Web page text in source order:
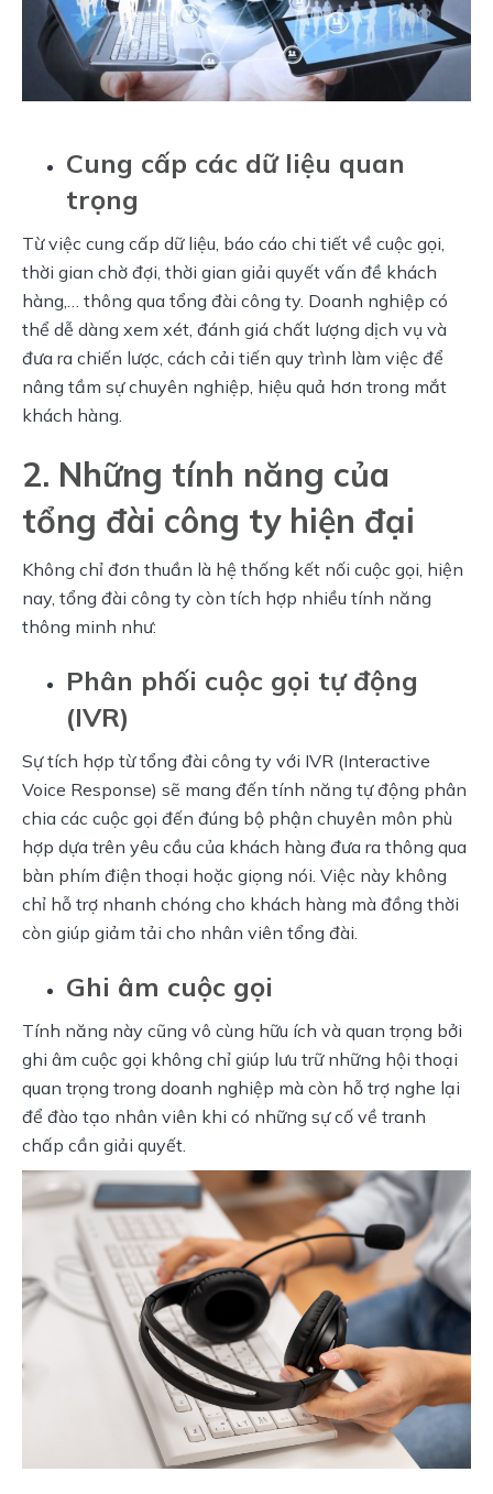
Cung cấp các dữ liệu quan
trọng
Từ việc cung cấp dữ liệu, báo cáo chi tiết về cuộc gọi,
thời gian chờ đợi, thời gian giải quyết vấn đề khách
hàng,… thông qua tổng đài công ty. Doanh nghiệp có
thể dễ dàng xem xét, đánh giá chất lượng dịch vụ và
đưa ra chiến lược, cách cải tiến quy trình làm việc để
nâng tầm sự chuyên nghiệp, hiệu quả hơn trong mắt
khách hàng.
2. Những tính năng của
tổng đài công ty hiện đại
Không chỉ đơn thuần là hệ thống kết nối cuộc gọi, hiện
nay, tổng đài công ty còn tích hợp nhiều tính năng
thông minh như:
Phân phối cuộc gọi tự động
(IVR)
Sự tích hợp từ tổng đài công ty với IVR (Interactive
Voice Response) sẽ mang đến tính năng tự động phân
chia các cuộc gọi đến đúng bộ phận chuyên môn phù
hợp dựa trên yêu cầu của khách hàng đưa ra thông qua
bàn phím điện thoại hoặc giọng nói. Việc này không
chỉ hỗ trợ nhanh chóng cho khách hàng mà đồng thời
còn giúp giảm tải cho nhân viên tổng đài.
Ghi âm cuộc gọi
Tính năng này cũng vô cùng hữu ích và quan trọng bởi
ghi âm cuộc gọi không chỉ giúp lưu trữ những hội thoại
quan trọng trong doanh nghiệp mà còn hỗ trợ nghe lại
để đào tạo nhân viên khi có những sự cố về tranh
chấp cần giải quyết.